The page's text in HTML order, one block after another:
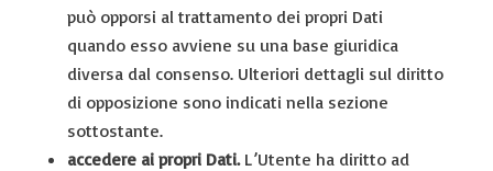
può opporsi al trattamento dei propri Dati
quando esso avviene su una base giuridica
diversa dal consenso. Ulteriori dettagli sul diritto
di opposizione sono indicati nella sezione
sottostante.
accedere ai propri Dati.L’Utente ha diritto ad